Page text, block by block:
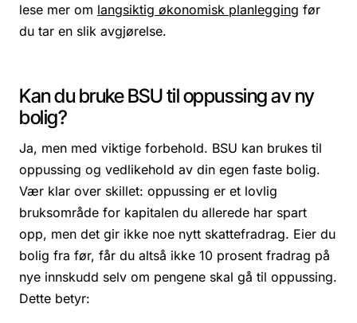
lese mer om langsiktig økonomisk planlegging før
du tar en slik avgjørelse.
Kan du bruke BSU til oppussing av ny
bolig?
Ja, men med viktige forbehold. BSU kan brukes til
oppussing og vedlikehold av din egen faste bolig.
Vær klar over skillet: oppussing er et lovlig
bruksområde for kapitalen du allerede har spart
opp, men det gir ikke noe nytt skattefradrag. Eier du
bolig fra før, får du altså ikke 10 prosent fradrag på
nye innskudd selv om pengene skal gå til oppussing.
Dette betyr: